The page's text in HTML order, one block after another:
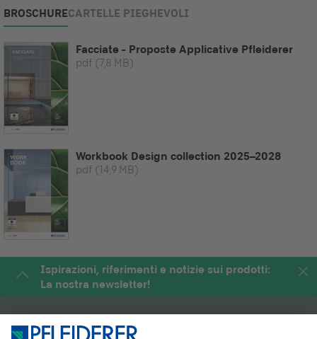
BROSCHURECARTELLE PIEGHEVOLI
Facciate - Proposte Applicative Pfleiderer
pdf (7,8 MB)
Workbook Design collection 2025–2028
pdf (14,9 MB)
Ispirazioni, riferimenti e notizie sui prodotti:
La nostra newsletter!